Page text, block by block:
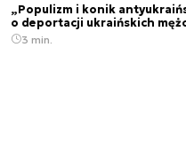
„Populizm i konik
o deportacji ukraińskich
3 min.